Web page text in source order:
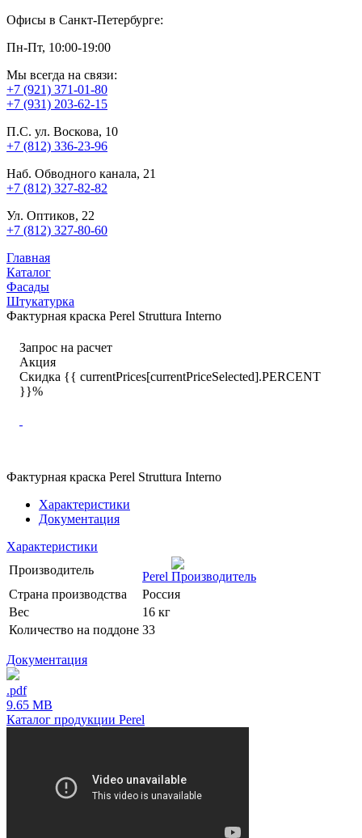
Офисы в Санкт-Петербурге:
Пн-Пт, 10:00-19:00
Мы всегда на связи:
+7 (921) 371-01-80
+7 (931) 203-62-15
П.С. ул. Воскова, 10
+7 (812) 336-23-96
Наб. Обводного канала, 21
+7 (812) 327-82-82
Ул. Оптиков, 22
+7 (812) 327-80-60
Главная
Каталог
Фасады
Штукатурка
Фактурная краска Perel Struttura Interno
Запрос на расчет
Акция
Скидка {{ currentPrices[currentPriceSelected].PERCENT
}}%
Фактурная краска Perel Struttura Interno
Характеристики
Документация
Характеристики
Производитель
Perel
Страна производства
Россия
Вес
16 кг
Количество на поддоне 33
Документация
.pdf
9.65 MB
Каталог продукции Perel